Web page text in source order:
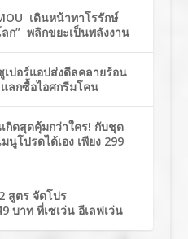
เดินหน้าทาโรรักษ์
ก” พลิกขยะเป็นพลังงาน
ปอร์แอปส่งดีลคลายร้อน
ลกซื้อไอศกรีมโคน
ดสุดคุ้มกว่าใคร! กับชุด
นูโปรดได้เอง เพียง 299
สูตร จัดโปร
บาท ที่เซเว่น อีเลฟเว่น